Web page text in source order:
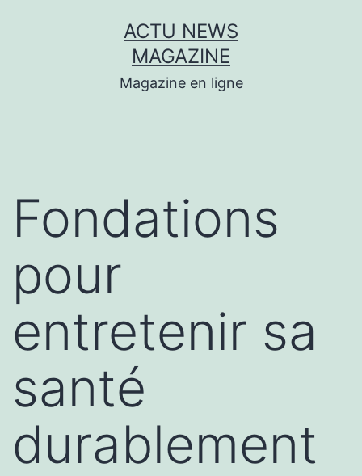
ACTU NEWS
MAGAZINE
Magazine en ligne
Fondations
pour
entretenir sa
santé
durablement